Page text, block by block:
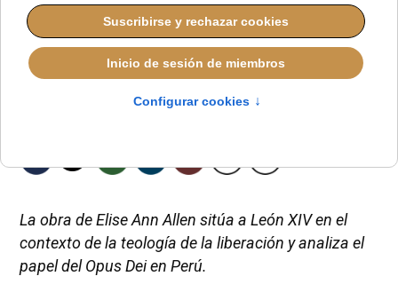
La obra de Elise Ann Allen sitúa a León XIV en el
contexto de la teología de la liberación y analiza el
papel del Opus Dei en Perú.